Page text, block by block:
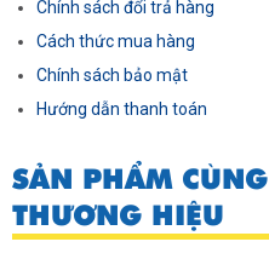
Chính sách đổi trả hàng
Cách thức mua hàng
Chính sách bảo mật
Hướng dẫn thanh toán
SẢN PHẨM CÙNG
THƯƠNG HIỆU